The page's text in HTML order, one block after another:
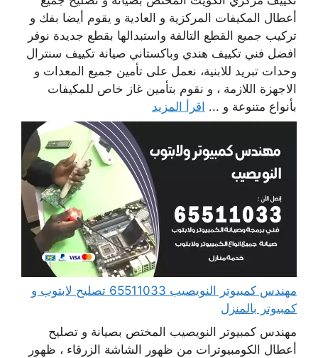
أعطال المكيفات المركزية و العادية و يقوم أيضا بفك و
تركيب جميع القطع التالفة واستبدالها بقطع جديدة نوفر
افضل فني تكييف هندي وباكستاني صيانة تكييف سنترال
وحدات تبريد للابنية، نعمل على تأمين جميع المعدات و
الاجهزة اللازمة ، و نقوم بتأمين غاز خاص للمكيفات
بأنواع متنوعة و ... اقرأ المزيد
مهندس كمبيوتر النويصيب 65511033 تصليح لابتوب و
كمبيوتر بالمنزل
مهندس كمبيوتر النويصيب المختص بصيانة و تصليح
أعطال الكومبيوترات من ظهور الشاشة الزرقاء ، ظهور